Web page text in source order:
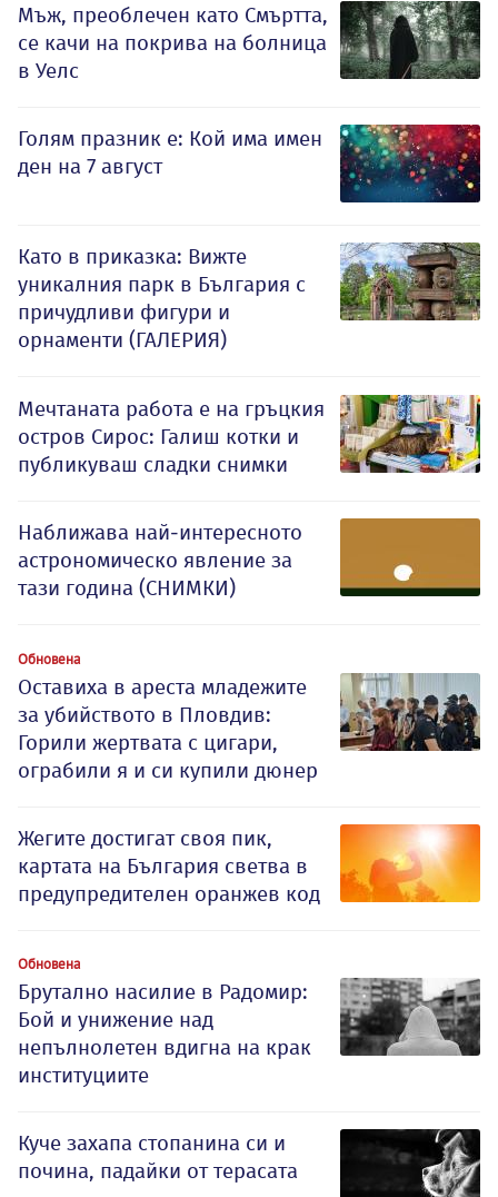
Мъж, преоблечен като Смъртта,
се качи на покрива на болница
в Уелс
Голям празник е: Кой има имен
ден на 7 август
Като в приказка: Вижте
уникалния парк в България с
причудливи фигури и
орнаменти (ГАЛЕРИЯ)
Мечтаната работа е на гръцкия
остров Сирос: Галиш котки и
публикуваш сладки снимки
Наближава най-интересното
астрономическо явление за
тази година (СНИМКИ)
Обновена
Оставиха в ареста младежите
за убийството в Пловдив:
Горили жертвата с цигари,
ограбили я и си купили дюнер
Жегите достигат своя пик,
картата на България светва в
предупредителен оранжев код
Обновена
Брутално насилие в Радомир:
Бой и унижение над
непълнолетен вдигна на крак
институциите
Куче захапа стопанина си и
почина, падайки от терасата